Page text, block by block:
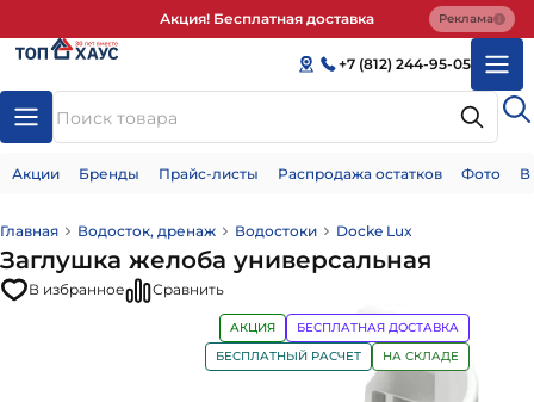
Акция! Бесплатная доставка Реклама
+7 (812) 244-95-05
Акции Бренды Прайс-листы Распродажа остатков Фото
Главная Водосток, дренаж Водостоки Docke Lux
Заглушка желоба универсальная
В избранное Сравнить
АКЦИЯ
БЕСПЛАТНАЯ ДОСТАВКА
БЕСПЛАТНЫЙ РАСЧЕТ
НА СКЛАДЕ